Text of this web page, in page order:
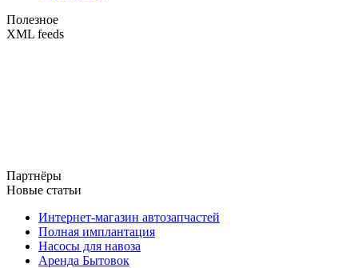
Полезное
XML feeds
Партнёры
Новые статьи
Интернет-магазин автозапчастей
Полная имплантация
Насосы для навоза
Аренда Бытовок